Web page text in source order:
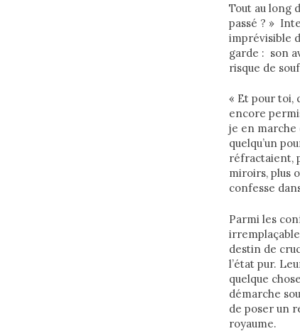
Tout au long
passé ? »
imprévisible
garde : son
risque de
« Et pour toi,
encore
je en marche
quelqu’un
réfractaient,
miroirs, plus
confesse
Parmi les
destin de
l’état pur.
quelque
démarche
de poser un
royaume.